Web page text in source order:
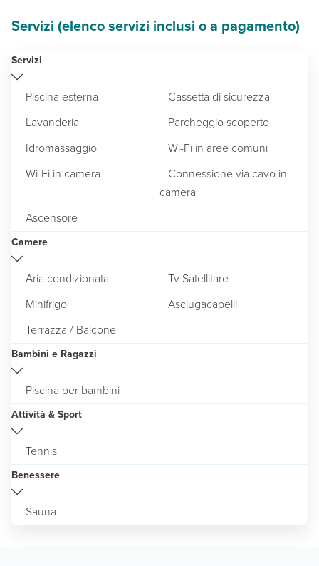
Servizi (elenco servizi inclusi o a pagamento)
Servizi
Piscina esterna
Cassetta di sicurezza
Lavanderia
Parcheggio scoperto
Idromassaggio
Wi-Fi in aree comuni
Wi-Fi in camera
Connessione via cavo in
camera
Ascensore
Camere
Aria condizionata
Tv Satellitare
Minifrigo
Asciugacapelli
Terrazza / Balcone
Bambini e Ragazzi
Piscina per bambini
Attività & Sport
Tennis
Benessere
Sauna